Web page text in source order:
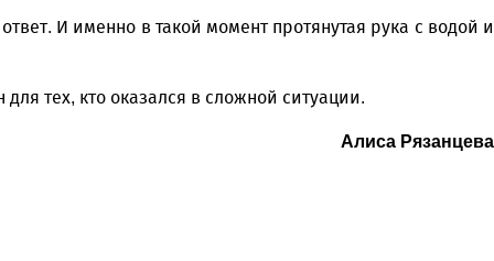
И именно в такой момент протянутая рука с водой и
тех, кто оказался в сложной ситуации.
Алиса Рязанцева